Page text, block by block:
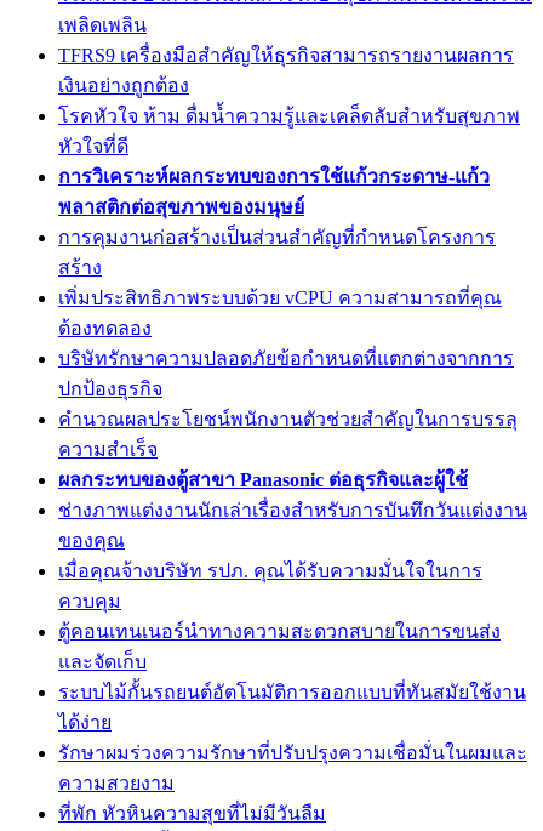
เพลิดเพลิน
TFRS9 เครื่องมือสำคัญให้ธุรกิจสามารถรายงานผลการ
เงินอย่างถูกต้อง
โรคหัวใจ ห้าม ดื่มน้ำความรู้และเคล็ดลับสำหรับสุขภาพ
หัวใจที่ดี
การวิเคราะห์ผลกระทบของการใช้แก้วกระดาษ-แก้ว
พลาสติกต่อสุขภาพของมนุษย์
การคุมงานก่อสร้างเป็นส่วนสำคัญที่กำหนดโครงการ
สร้าง
เพิ่มประสิทธิภาพระบบด้วย vCPU ความสามารถที่คุณ
ต้องทดลอง
บริษัทรักษาความปลอดภัยข้อกำหนดที่แตกต่างจากการ
ปกป้องธุรกิจ
คำนวณผลประโยชน์พนักงานตัวช่วยสำคัญในการบรรลุ
ความสำเร็จ
ผลกระทบของตู้สาขา Panasonic ต่อธุรกิจและผู้ใช้
ช่างภาพแต่งงานนักเล่าเรื่องสำหรับการบันทึกวันแต่งงาน
ของคุณ
เมื่อคุณจ้างบริษัท รปภ. คุณได้รับความมั่นใจในการ
ควบคุม
ตู้คอนเทนเนอร์นำทางความสะดวกสบายในการขนส่ง
และจัดเก็บ
ระบบไม้กั้นรถยนต์อัตโนมัติการออกแบบที่ทันสมัยใช้งาน
ได้ง่าย
รักษาผมร่วงความรักษาที่ปรับปรุงความเชื่อมั่นในผมและ
ความสวยงาม
ที่พัก หัวหินความสุขที่ไม่มีวันลืม